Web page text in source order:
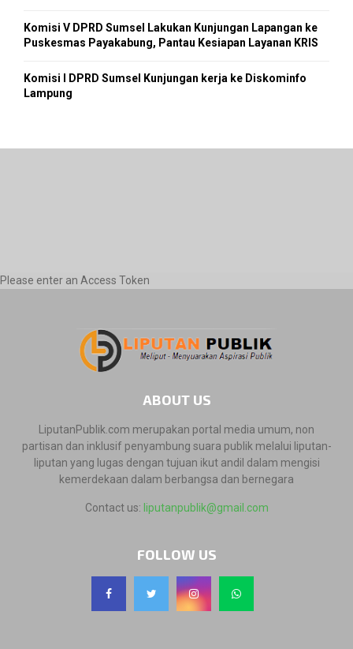
Komisi V DPRD Sumsel Lakukan Kunjungan Lapangan ke
Puskesmas Payakabung, Pantau Kesiapan Layanan KRIS
Komisi I DPRD Sumsel Kunjungan kerja ke Diskominfo
Lampung
Please enter an Access Token
ABOUT US
LiputanPublik.com merupakan portal media umum, non
partisan dan inklusif penyambung suara publik melalui liputan-
liputan yang lugas dengan tujuan ikut andil dalam mengisi
kemerdekaan dalam berbangsa dan bernegara
Contact us: liputanpublik@gmail.com
FOLLOW US